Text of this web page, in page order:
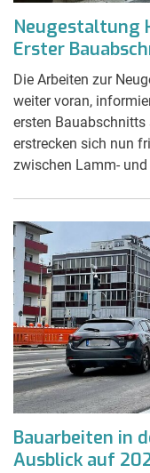
Neugestaltung
Erster
Die Arbeiten zur
weiter voran,
ersten
erstrecken sich nun
zwischen Lamm- und
Bauarbeiten in
Ausblick auf